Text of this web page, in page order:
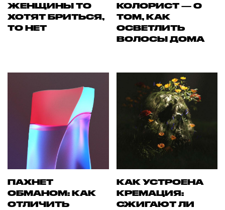
ЖЕНЩИНЫ ТО
ХОТЯТ БРИТЬСЯ,
ТО НЕТ
КОЛОРИСТ — О
ТОМ, КАК
ОСВЕТЛИТЬ
ВОЛОСЫ ДОМА
ПАХНЕТ
ОБМАНОМ: КАК
ОТЛИЧИТЬ
КАК УСТРОЕНА
КРЕМАЦИЯ:
СЖИГАЮТ ЛИ